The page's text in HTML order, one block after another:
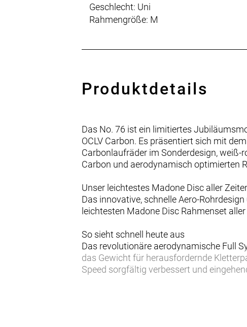
Geschlecht: Uni
Rahmengröße: M
Produktdetails
Das No. 76 ist ein limitiertes
OCLV Carbon. Es präsentiert sich mit
Carbonlaufräder im Sonderdesign, weiß-
Carbon und aerodynamisch optimierten
Unser leichtestes Madone Disc aller
Das innovative, schnelle Aero-
leichtesten Madone Disc Rahmenset
So sieht schnell heute aus
Das revolutionäre aerodynamische Full
das Gewicht für herausfordernde
Speed sorgfältig verbessert und
Damit du länger kraftvoller in die